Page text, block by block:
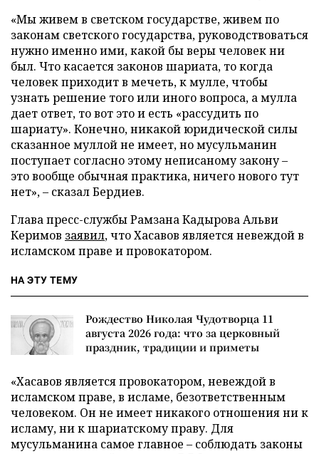
«Мы живем в светском государстве, живем по
законам светского государства, руководствоваться
нужно именно ими, какой бы веры человек ни
был. Что касается законов шариата, то когда
человек приходит в мечеть, к мулле, чтобы
узнать решение того или иного вопроса, а мулла
дает ответ, то вот это и есть «рассудить по
шариату». Конечно, никакой юридической силы
сказанное муллой не имеет, но мусульманин
поступает согласно этому неписаному закону –
это вообще обычная практика, ничего нового тут
нет», – сказал Бердиев.
Глава пресс-службы Рамзана Кадырова Альви
Керимов заявил, что Хасавов является невеждой в
исламском праве и провокатором.
НА ЭТУ ТЕМУ
Рождество Николая Чудотворца 11
августа 2026 года: что за церковный
праздник, традиции и приметы
«Хасавов является провокатором, невеждой в
исламском праве, в исламе, безответственным
человеком. Он не имеет никакого отношения ни к
исламу, ни к шариатскому праву. Для
мусульманина самое главное – соблюдать законы